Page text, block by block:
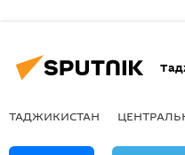
ТАДЖИКИСТАН